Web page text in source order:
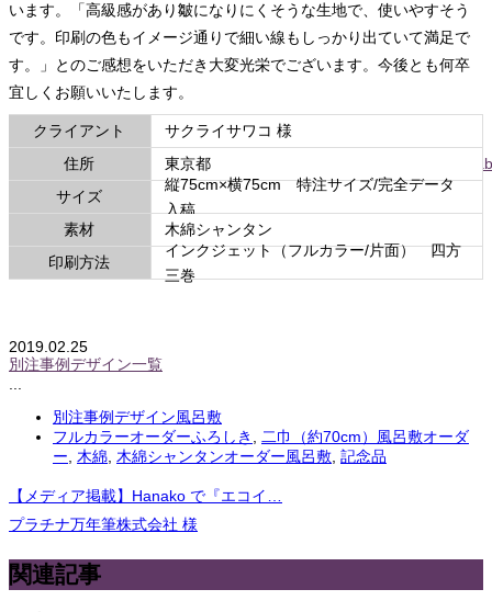
います。「高級感があり皺になりにくそうな生地で、使いやすそう
です。印刷の色もイメージ通りで細い線もしっかり出ていて満足で
す。」とのご感想をいただき大変光栄でございます。今後とも何卒
宜しくお願いいたします。
クライアント
サクライサワコ 様
関連リンク
https://www.instagram.com/
住所
東京都
電話番号
サイズ
縦75cm×横75cm 特注サイズ/完全データ
入稿
素材
木綿シャンタン
印刷方法
インクジェット（フルカラー/片面） 四方
三巻
2019.02.25
別注事例デザイン一覧
...
別注事例デザイン風呂敷
フルカラーオーダーふろしき , 二巾（約70cm）風呂敷オーダ
ー, 木綿, 木綿シャンタンオーダー風呂敷, 記念品
【メディア掲載】Hanako で『エコイ…
プラチナ万年筆株式会社 様
関連記事